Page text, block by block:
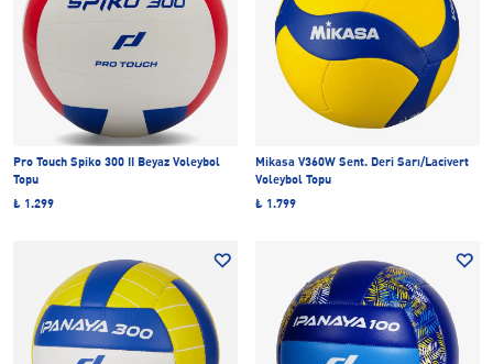
Pro Touch Spiko 300 II Beyaz Voleybol
Topu
₺ 1.299
Mikasa V360W Sent. Deri Sarı/Lacivert
Voleybol Topu
₺ 1.799